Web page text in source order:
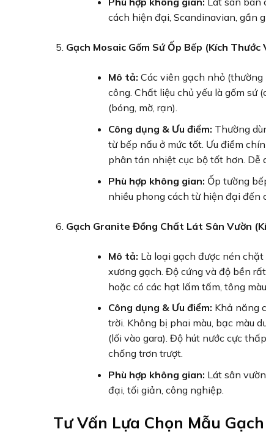
cách hiện đại, Scandinavian, gần
Gạch Mosaic Gốm Sứ Ốp Bếp (Kích Thước
Mô tả: Các viên gạch nhỏ
công. Chất liệu chủ yếu là gốm sứ
(bóng, mờ, rạn).
Công dụng & Ưu điểm: Thường
từ bếp nấu ở mức tốt. Ưu điểm
phân tán nhiệt cục bộ tốt hơn. Dễ
Phù hợp không gian: Ốp tường
nhiều phong cách từ hiện đại đến
Gạch Granite Đồng Chất Lát Sân Vườn
Mô tả: Là loại gạch được nén
xương gạch. Độ cứng và độ bền
hoặc có các hạt lấm tấm, tông
Công dụng & Ưu điểm: Khả năng
trời. Không bị phai màu, bạc màu
(lối vào gara). Độ hút nước cực
chống trơn trượt.
Phù hợp không gian: Lát sân
đại, tối giản, công nghiệp.
Tư Vấn Lựa Chọn Mẫu